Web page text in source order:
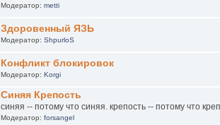
Модератор: metti
Здоровенный ЯЗЬ
Модератор: ShpurloS
Конфликт блокировок
Модератор: Korgi
Синяя Крепость
синяя -- потому что синяя. крепость -- потому что
Модератор: forsangel